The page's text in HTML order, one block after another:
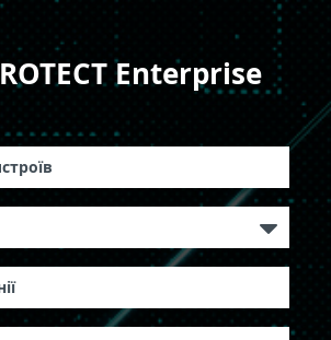
Enterprise